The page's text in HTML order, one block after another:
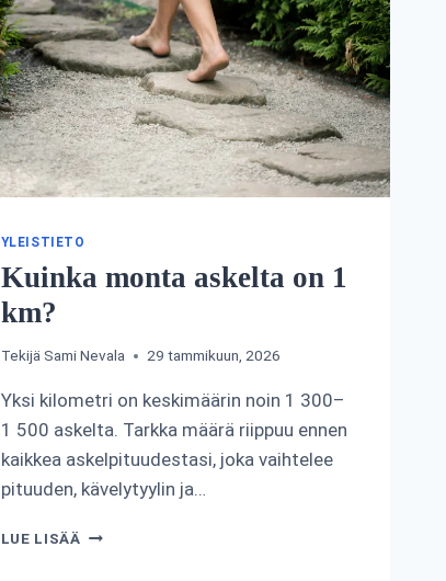
YLEISTIETO
Kuinka monta askelta on 1
km?
Tekijä Sami Nevala 29 tammikuun, 2026
Yksi kilometri on keskimäärin noin 1 300–
1 500 askelta. Tarkka määrä riippuu ennen
kaikkea askelpituudestasi, joka vaihtelee
pituuden, kävelytyylin ja…
LUE LISÄÄ KUINKA